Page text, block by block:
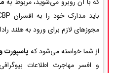
مجوزهای لازم برای ورود بههلند
از شما خواسته می‌شود که پاسپورت
و افسر مهاجرت اطلاعات